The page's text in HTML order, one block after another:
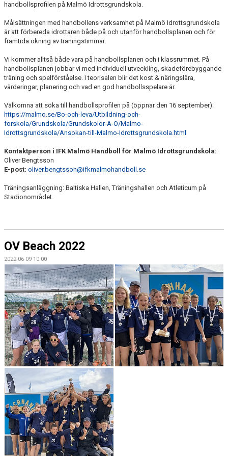
handbollsprofilen på Malmö Idrottsgrundskola.
Målsättningen med handbollens verksamhet på Malmö Idrottsgrundskola
är att förbereda idrottaren både på och utanför handbollsplanen och för
framtida ökning av träningstimmar.
Vi kommer alltså både vara på handbollsplanen och i klassrummet. På
handbollsplanen jobbar vi med individuell utveckling, skadeförebyggande
träning och spelförståelse. I teorisalen blir det kost & näringslära,
värderingar, planering och vad en god handbollsspelare är.
Välkomna att söka till handbollsprofilen på (öppnar den 16 september):
https://malmo.se/Bo-och-leva/Utbildning-och-
forskola/Grundskola/Grundskolor-A-O/Malmo-
Idrottsgrundskola/Ansokan-till-Malmo-Idrottsgrundskola.html
Kontaktperson i IFK Malmö Handboll för Malmö Idrottsgrundskola:
Oliver Bengtsson
E-post: oliver.bengtsson@ifkmalmohandboll.se
Träningsanläggning: Baltiska Hallen, Träningshallen och Atleticum på
Stadionområdet.
OV Beach 2022
2022-06-09 10:00